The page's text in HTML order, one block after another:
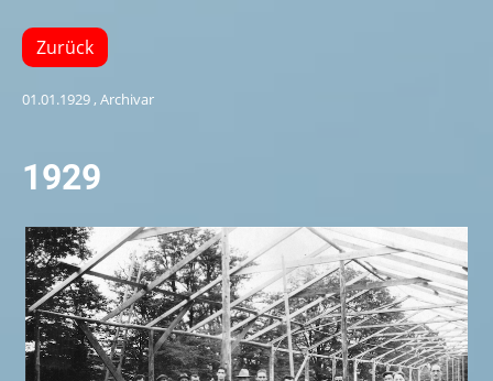
Zurück
01.01.1929, Archivar
1929